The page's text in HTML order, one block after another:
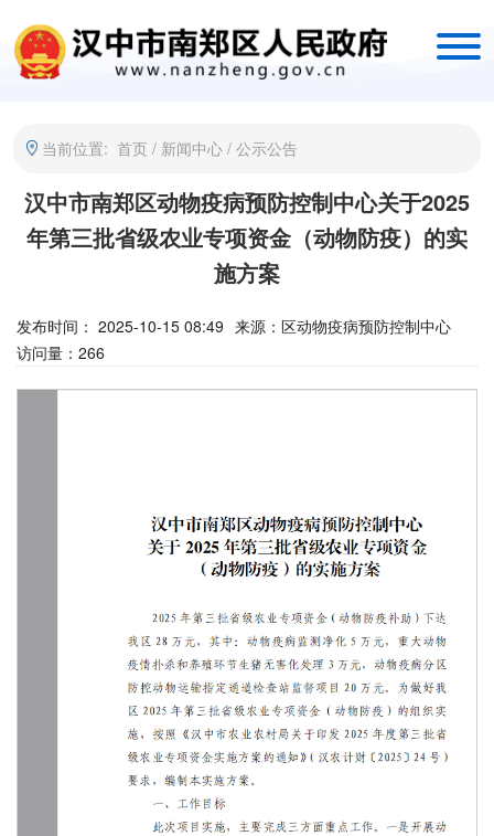
当前位置: 首页 / 新闻中心 / 公示公告
汉中市南郑区动物疫病预防控制中心关于2025
年第三批省级农业专项资金（动物防疫）的实
施方案
发布时间： 2025-10-15 08:49 来源： 区动物疫病预防控制中心
访问量： 266